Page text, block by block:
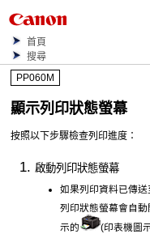
首頁
搜尋
PP060M
顯示列印狀態螢幕
按照以下步驟檢查列印進度：
啟動列印狀態螢幕
如果列印資料已傳送
列印狀態螢幕會自動
示的
(印表機 圖